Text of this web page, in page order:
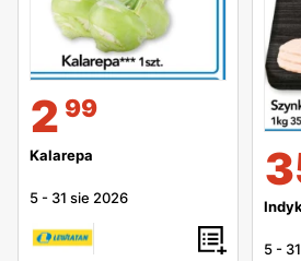
2 99
Kalarepa
5 - 31 sie 2026
5 -